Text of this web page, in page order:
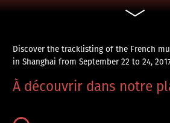
Discover the tracklisting of the French
in Shanghai from September 22 to 24,
À découvrir dans notre